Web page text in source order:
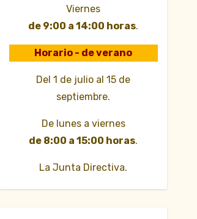
Viernes
de 9:00 a 14:00 horas.
Horario - de verano
Del 1 de julio al 15 de
septiembre.
De lunes a viernes
de 8:00 a 15:00 horas.
La Junta Directiva.